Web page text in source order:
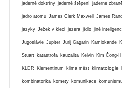
jaderné doktríny jaderné štěpení jaderné
jádro atomu James Clerk Maxwell James
jazyky Ježek v kleci jezera jídlo jiné
Jugoslávie Jupiter Jurij Gagarin Kamiokande
Stuart katastrofa kauzalita Kelvin Kim Čong-Il
KLDR Klementinum klima měst klimatologie
kombinatorika komety komunikace